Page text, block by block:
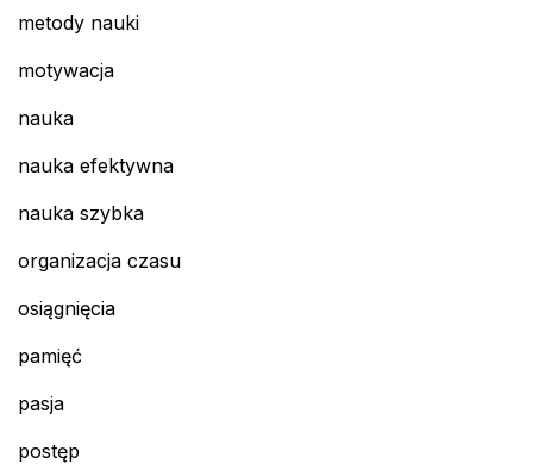
metody nauki
motywacja
nauka
nauka efektywna
nauka szybka
organizacja czasu
osiągnięcia
pamięć
pasja
postęp